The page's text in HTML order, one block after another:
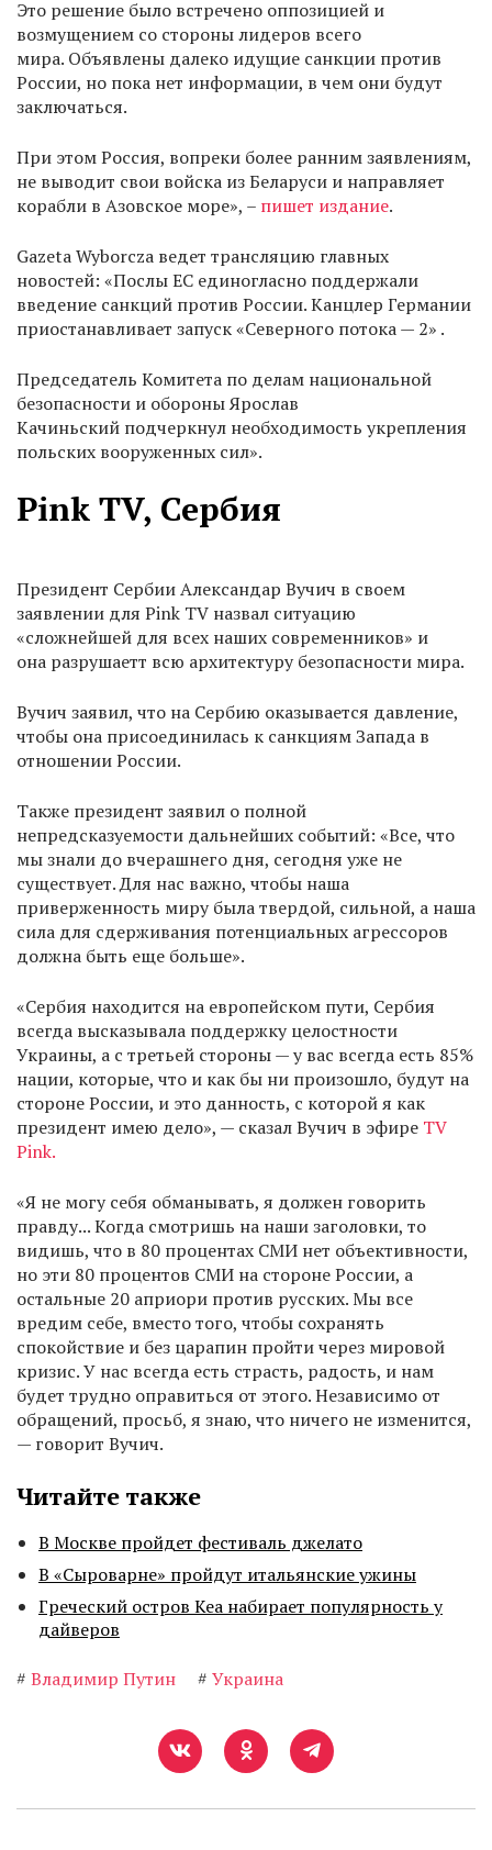
Это решение было встречено оппозицией и
возмущением со стороны лидеров всего
мира. Объявлены далеко идущие санкции против
России, но пока нет информации, в чем они будут
заключаться.
При этом Россия, вопреки более ранним заявлениям,
не выводит свои войска из Беларуси и направляет
корабли в Азовское море», – пишет издание.
Gazeta Wyborcza ведет трансляцию главных
новостей: «Послы ЕС единогласно поддержали
введение санкций против России. Канцлер Германии
приостанавливает запуск «Северного потока — 2» .
Председатель Комитета по делам национальной
безопасности и обороны Ярослав
Качиньский подчеркнул необходимость укрепления
польских вооруженных сил».
Pink TV, Сербия
Президент Сербии Александар Вучич в своем
заявлении для Pink TV назвал ситуацию
«сложнейшей для всех наших современников» и
она разрушаетт всю архитектуру безопасности мира.
Вучич заявил, что на Сербию оказывается давление,
чтобы она присоединилась к санкциям Запада в
отношении России.
Также президент заявил о полной
непредсказуемости дальнейших событий: «Все, что
мы знали до вчерашнего дня, сегодня уже не
существует. Для нас важно, чтобы наша
приверженность миру была твердой, сильной, а наша
сила для сдерживания потенциальных агрессоров
должна быть еще больше».
«Сербия находится на европейском пути, Сербия
всегда высказывала поддержку целостности
Украины, а с третьей стороны — у вас всегда есть 85%
нации, которые, что и как бы ни произошло, будут на
стороне России, и это данность, с которой я как
президент имею дело», — сказал Вучич в эфире TV
Pink.
«Я не могу себя обманывать, я должен говорить
правду... Когда смотришь на наши заголовки, то
видишь, что в 80 процентах СМИ нет объективности,
но эти 80 процентов СМИ на стороне России, а
остальные 20 априори против русских. Мы все
вредим себе, вместо того, чтобы сохранять
спокойствие и без царапин пройти через мировой
кризис. У нас всегда есть страсть, радость, и нам
будет трудно оправиться от этого. Независимо от
обращений, просьб, я знаю, что ничего не изменится,
— говорит Вучич.
Читайте также
В Москве пройдет фестиваль джелато
В «Сыроварне» пройдут итальянские ужины
Греческий остров Кеа набирает популярность у
дайверов
# Владимир Путин # Украина